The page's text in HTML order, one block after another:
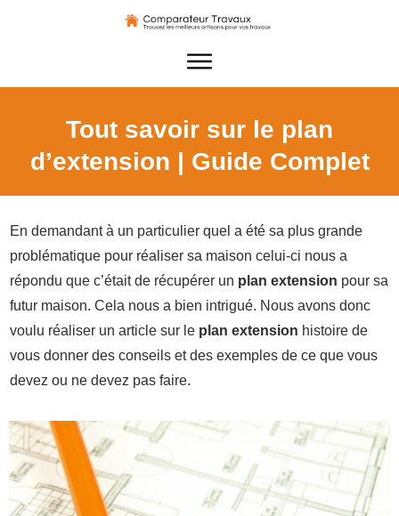
Tout savoir sur le plan
d’extension | Guide Complet
En demandant à un particulier quel a été sa plus grande
problématique pour réaliser sa maison celui-ci nous a
répondu que c’était de récupérer un plan extension pour sa
futur maison. Cela nous a bien intrigué. Nous avons donc
voulu réaliser un article sur le plan extension histoire de
vous donner des conseils et des exemples de ce que vous
devez ou ne devez pas faire.